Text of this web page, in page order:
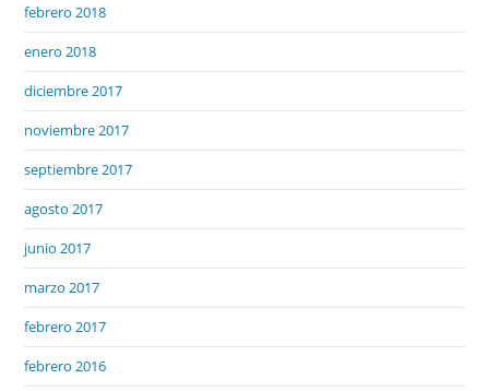
febrero 2018
enero 2018
diciembre 2017
noviembre 2017
septiembre 2017
agosto 2017
junio 2017
marzo 2017
febrero 2017
febrero 2016